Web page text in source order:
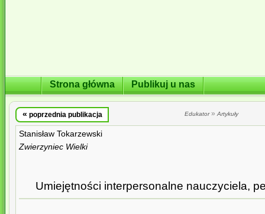
Strona główna Publikuj u nas
« poprzednia publikacja Edukator»Artykuły
Stanisław Tokarzewski
Zwierzyniec Wielki
Umiejętności interpersonalne nauczyciela,